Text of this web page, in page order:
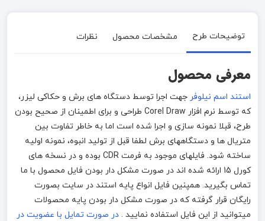
توضیحات طرح مشخصات محصول نظرات
معرفی محصول
استند اسم نیلوفر جهت اجرا توسط دستگاه های برش و حکاکی لیزر،
که توسط نرم افزار Corel Draw طراحی و برای اطمینان از صحیح بودن
طرح، قبلا نمونه سازی و اجرا شده است اما به خاطر تفاوت بین
متریال ها و دستگاههای برش لطفا قبل از تولید انبوه، نمونه اولیه
ساخته شود. فایلهای موجود به فرمت CDR بوده و در نسخه های
کورل 15 ارائه شده اند در صورت مشکل دار بودن فایل محصول با ما
تماس بگیرید. همپنین فایل انواع پایه استند در سایت بصورت
رایگان قرار گرفته که در صورت مشکل دار بودن پایه محصولات
میتوانید از این فایل استفاده نمایید . در صورت تمایل با عضویت در